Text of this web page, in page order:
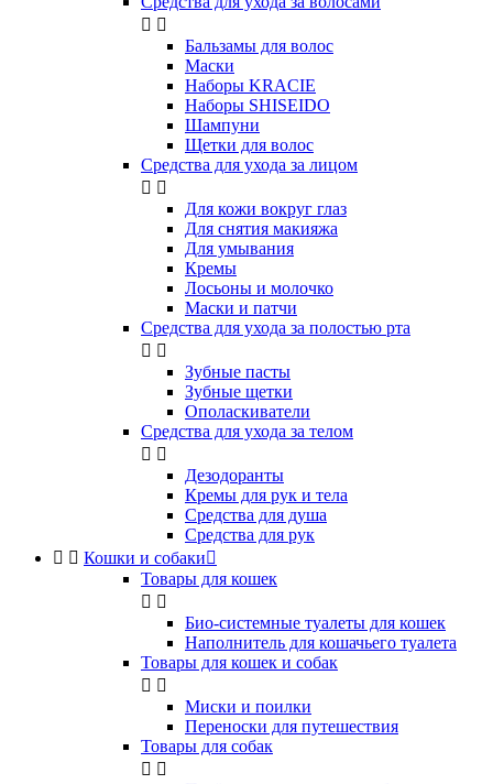
 
Бальзамы для волос
Маски
Наборы KRACIE
Наборы SHISEIDO
Шампуни
Щетки для волос
Средства для ухода за лицом
 
Для кожи вокруг глаз
Для снятия макияжа
Для умывания
Кремы
Лосьоны и молочко
Маски и патчи
Средства для ухода за полостью рта
 
Зубные пасты
Зубные щетки
Ополаскиватели
Средства для ухода за телом
 
Дезодоранты
Кремы для рук и тела
Средства для душа
Средства для рук
  Кошки и собаки
Товары для кошек
 
Био-системные туалеты для кошек
Наполнитель для кошачьего туалета
Товары для кошек и собак
 
Миски и поилки
Переноски для путешествия
Товары для собак
 